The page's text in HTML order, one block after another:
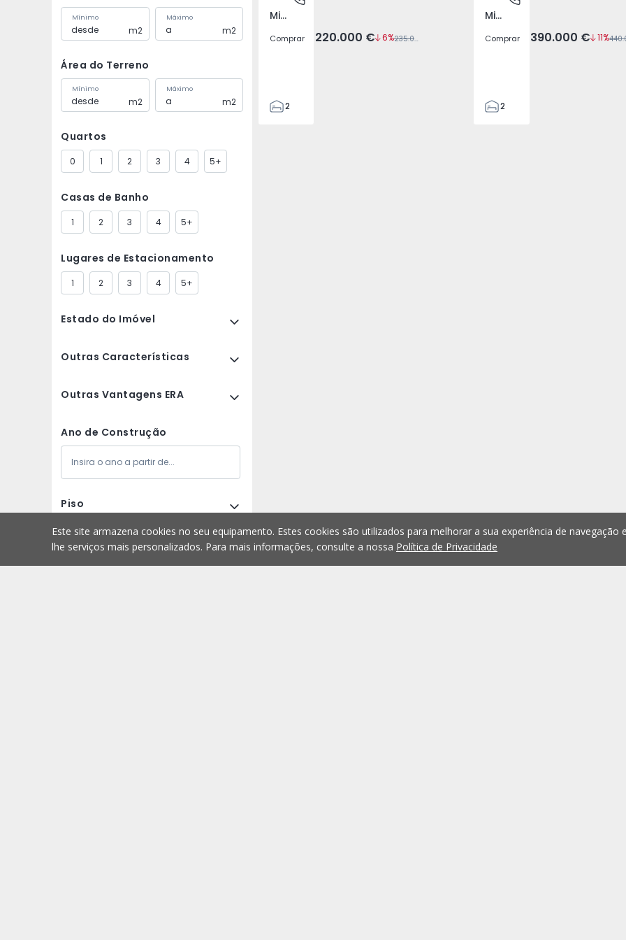
Mínimo
m2
Máximo
m2
Área do Terreno
Mínimo
m2
Máximo
m2
Quartos
0 1 2 3 4 5+
Casas de Banho
1 2 3 4 5+
Lugares de Estacionamento
1 2 3 4 5+
Estado do Imóvel
Outras Características
Outras Vantagens ERA
Ano de Construção
Piso
Avaliação do Imóvel
Misericórdia, Lisboa
Comprar 220.000 € 6% 235.000 €
2
Misericórdia, Lisboa
Comprar 390.000 € 11%
2
Este site armazena cookies no seu equipamento. Estes cookies são utilizados para melhorar a sua experiência de navegação
lhe serviços mais personalizados. Para mais informações, consulte a nossa Política de Privacidade